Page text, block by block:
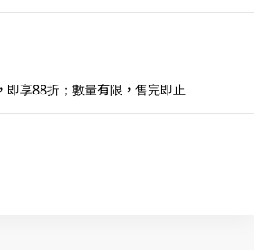
即享88折；數量有限，售完即止